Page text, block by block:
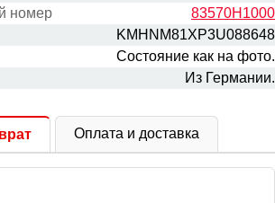
номер
83570H1000
KMHNM81XP3U088648
Состояние как на фото.
Из Германии.
Оплата и доставка